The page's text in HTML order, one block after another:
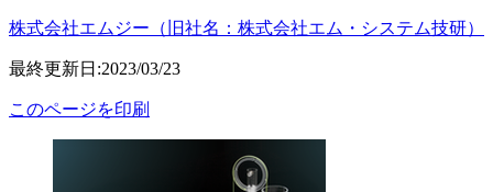
株式会社エムジー（旧社名：株式会社エム・システム技研）
最終更新日:2023/03/23
このページを印刷